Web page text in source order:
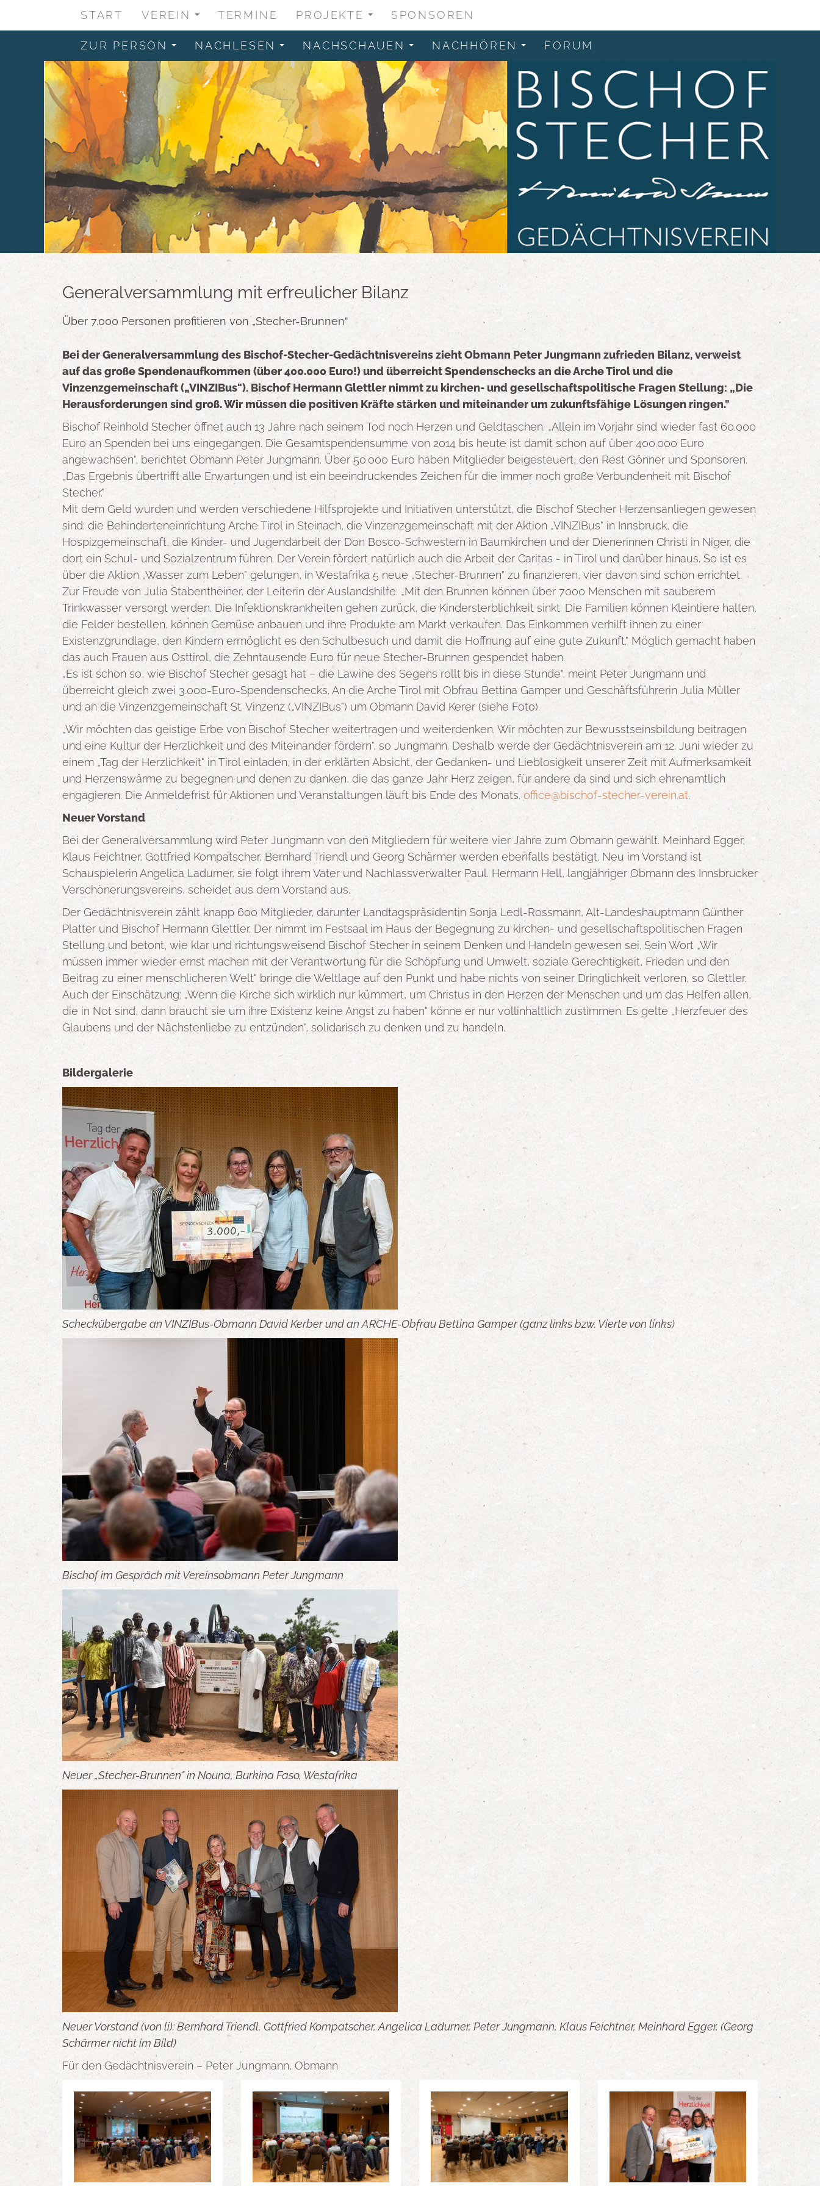
START VEREIN TERMINE PROJEKTE SPONSOREN
ZUR PERSON NACHLESEN NACHSCHAUEN NACHHÖREN FORUM
Generalversammlung mit erfreulicher Bilanz
Über 7.000 Personen profitieren von „Stecher-Brunnen“
Bei der Generalversammlung des Bischof-Stecher-Gedächtnisvereins zieht Obmann Peter Jungmann zufrieden Bilanz, verweist
auf das große Spendenaufkommen (über 400.000 Euro!) und überreicht Spendenschecks an die Arche Tirol und die
Vinzenzgemeinschaft („VINZIBus"). Bischof Hermann Glettler nimmt zu kirchen- und gesellschaftspolitische Fragen Stellung: „Die
Herausforderungen sind groß. Wir müssen die positiven Kräfte stärken und miteinander um zukunftsfähige Lösungen ringen."
Bischof Reinhold Stecher öffnet auch 13 Jahre nach seinem Tod noch Herzen und Geldtaschen. „Allein im Vorjahr sind wieder fast 60.000
Euro an Spenden bei uns eingegangen. Die Gesamtspendensumme von 2014 bis heute ist damit schon auf über 400.000 Euro
angewachsen", berichtet Obmann Peter Jungmann. Über 50.000 Euro haben Mitglieder beigesteuert, den Rest Gönner und Sponsoren.
„Das Ergebnis übertrifft alle Erwartungen und ist ein beeindruckendes Zeichen für die immer noch große Verbundenheit mit Bischof
Stecher."
Mit dem Geld wurden und werden verschiedene Hilfsprojekte und Initiativen unterstützt, die Bischof Stecher Herzensanliegen gewesen
sind: die Behinderteneinrichtung Arche Tirol in Steinach, die Vinzenzgemeinschaft mit der Aktion „VINZIBus" in Innsbruck, die
Hospizgemeinschaft, die Kinder- und Jugendarbeit der Don Bosco-Schwestern in Baumkirchen und der Dienerinnen Christi in Niger, die
dort ein Schul- und Sozialzentrum führen. Der Verein fördert natürlich auch die Arbeit der Caritas - in Tirol und darüber hinaus. So ist es
über die Aktion „Wasser zum Leben" gelungen, in Westafrika 5 neue „Stecher-Brunnen" zu finanzieren, vier davon sind schon errichtet.
Zur Freude von Julia Stabentheiner, der Leiterin der Auslandshilfe: „Mit den Brunnen können über 7000 Menschen mit sauberem
Trinkwasser versorgt werden. Die Infektionskrankheiten gehen zurück, die Kindersterblichkeit sinkt. Die Familien können Kleintiere halten,
die Felder bestellen, können Gemüse anbauen und ihre Produkte am Markt verkaufen. Das Einkommen verhilft ihnen zu einer
Existenzgrundlage, den Kindern ermöglicht es den Schulbesuch und damit die Hoffnung auf eine gute Zukunft." Möglich gemacht haben
das auch Frauen aus Osttirol, die Zehntausende Euro für neue Stecher-Brunnen gespendet haben.
„Es ist schon so, wie Bischof Stecher gesagt hat – die Lawine des Segens rollt bis in diese Stunde", meint Peter Jungmann und
überreicht gleich zwei 3.000-Euro-Spendenschecks. An die Arche Tirol mit Obfrau Bettina Gamper und Geschäftsführerin Julia Müller
und an die Vinzenzgemeinschaft St. Vinzenz („VINZIBus") um Obmann David Kerer (siehe Foto).
„Wir möchten das geistige Erbe von Bischof Stecher weitertragen und weiterdenken. Wir möchten zur Bewusstseinsbildung beitragen
und eine Kultur der Herzlichkeit und des Miteinander fördern", so Jungmann. Deshalb werde der Gedächtnisverein am 12. Juni wieder zu
einem „Tag der Herzlichkeit" in Tirol einladen, in der erklärten Absicht, der Gedanken- und Lieblosigkeit unserer Zeit mit Aufmerksamkeit
und Herzenswärme zu begegnen und denen zu danken, die das ganze Jahr Herz zeigen, für andere da sind und sich ehrenamtlich
engagieren. Die Anmeldefrist für Aktionen und Veranstaltungen läuft bis Ende des Monats. office@bischof-stecher-verein.at.
Neuer Vorstand
Bei der Generalversammlung wird Peter Jungmann von den Mitgliedern für weitere vier Jahre zum Obmann gewählt. Meinhard Egger,
Klaus Feichtner, Gottfried Kompatscher, Bernhard Triendl und Georg Schärmer werden ebenfalls bestätigt. Neu im Vorstand ist
Schauspielerin Angelica Ladurner, sie folgt ihrem Vater und Nachlassverwalter Paul. Hermann Hell, langjähriger Obmann des Innsbrucker
Verschönerungsvereins, scheidet aus dem Vorstand aus.
Der Gedächtnisverein zählt knapp 600 Mitglieder, darunter Landtagspräsidentin Sonja Ledl-Rossmann, Alt-Landeshauptmann Günther
Platter und Bischof Hermann Glettler. Der nimmt im Festsaal im Haus der Begegnung zu kirchen- und gesellschaftspolitischen Fragen
Stellung und betont, wie klar und richtungsweisend Bischof Stecher in seinem Denken und Handeln gewesen sei. Sein Wort „Wir
müssen immer wieder ernst machen mit der Verantwortung für die Schöpfung und Umwelt, soziale Gerechtigkeit, Frieden und den
Beitrag zu einer menschlicheren Welt" bringe die Weltlage auf den Punkt und habe nichts von seiner Dringlichkeit verloren, so Glettler.
Auch der Einschätzung: „Wenn die Kirche sich wirklich nur kümmert, um Christus in den Herzen der Menschen und um das Helfen allen,
die in Not sind, dann braucht sie um ihre Existenz keine Angst zu haben" könne er nur vollinhaltlich zustimmen. Es gelte „Herzfeuer des
Glaubens und der Nächstenliebe zu entzünden", solidarisch zu denken und zu handeln.
Bildergalerie
Scheckübergabe an VINZIBus-Obmann David Kerber und an ARCHE-Obfrau Bettina Gamper (ganz links bzw. Vierte von links)
Bischof im Gespräch mit Vereinsobmann Peter Jungmann
Neuer „Stecher-Brunnen" in Nouna, Burkina Faso, Westafrika
Neuer Vorstand (von li): Bernhard Triendl, Gottfried Kompatscher, Angelica Ladurner, Peter Jungmann, Klaus Feichtner, Meinhard Egger, (Georg
Schärmer nicht im Bild)
Für den Gedächtnisverein – Peter Jungmann, Obmann